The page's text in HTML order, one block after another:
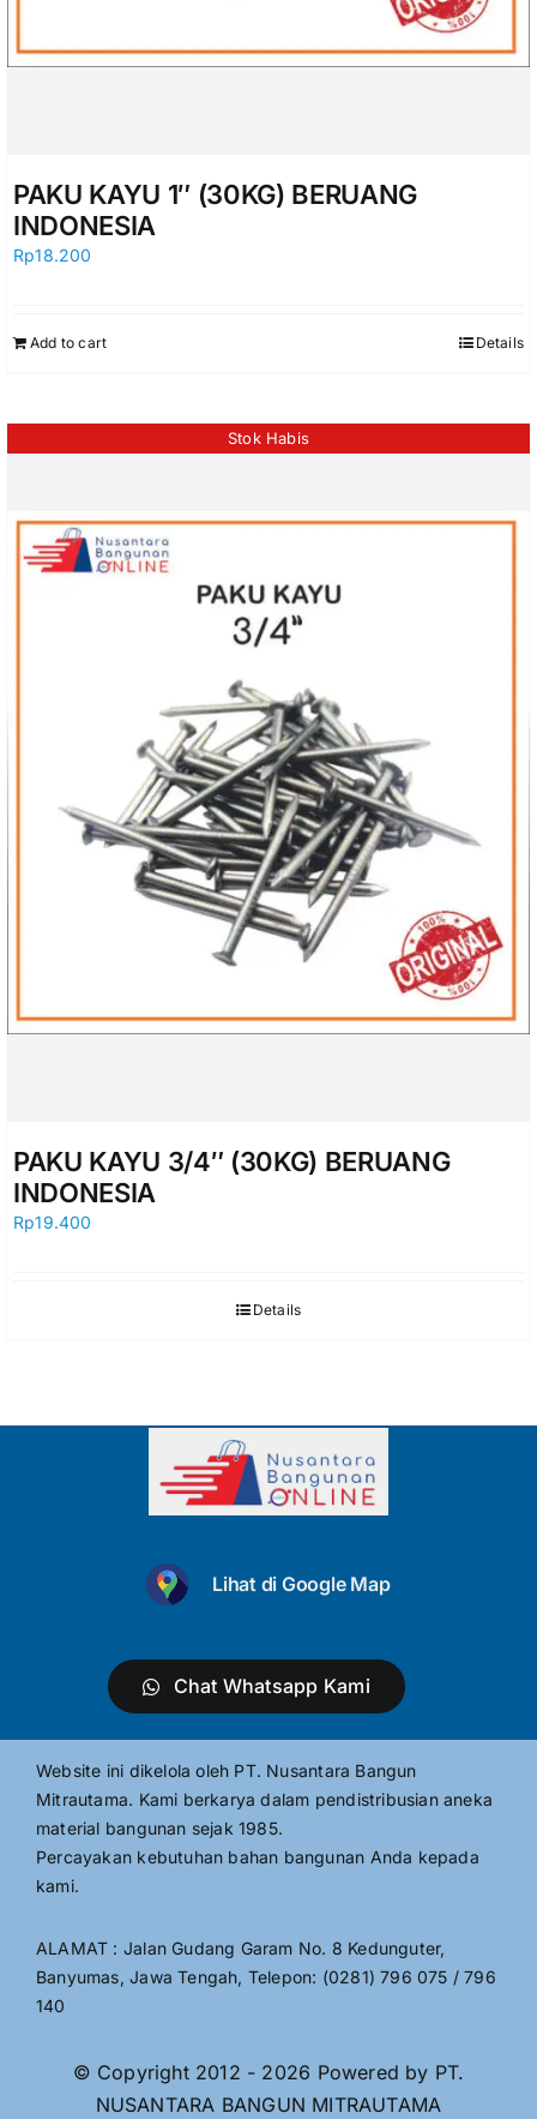
PAKU KAYU 1″ (30KG) BERUANG
INDONESIA
Rp18.200
Add to cart Details
Stok Habis
PAKU KAYU 3/4″ (30KG) BERUANG
INDONESIA
Rp19.400
Details
Lihat di Google Map
Chat Whatsapp Kami
Website ini dikelola oleh PT. Nusantara Bangun
Mitrautama. Kami berkarya dalam pendistribusian aneka
material bangunan sejak 1985.
Percayakan kebutuhan bahan bangunan Anda kepada
kami.
ALAMAT : Jalan Gudang Garam No. 8 Kedunguter,
Banyumas, Jawa Tengah, Telepon: (0281) 796 075 / 796
140
© Copyright 2012 - 2026 Powered by PT.
NUSANTARA BANGUN MITRAUTAMA